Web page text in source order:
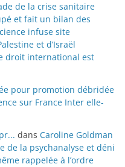
de la crise sanitaire
et fait un bilan des
infuse site
et d’Israël
droit international est
pour promotion débridée
sur France Inter elle-
dans Caroline Goldman
de la psychanalyse et déni
rappelée à l’ordre